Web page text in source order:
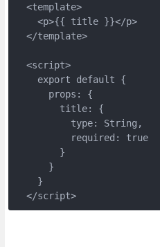
  <template>
    <p>{{ title }}</p>
  </template>
  <script>
    export default {
      props: {
        title: {
          type: String,
          required: true
        }
      }
    }
  </script>